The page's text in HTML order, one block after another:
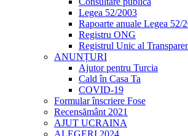
Legea 52/2003
Rapoarte anuale Legea 52/
Registru ONG
Registrul Unic al
ANUNȚURI
Ajutor pentru Turcia
Cald în Casa Ta
COVID-19
Formular înscriere Fose
Recensământ 2021
AJUT UCRAINA
ALEGERI 2024